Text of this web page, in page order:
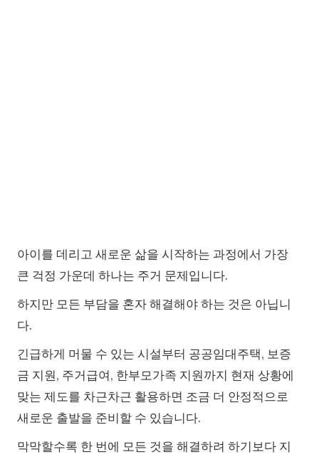
아이를 데리고 새로운 삶을 시작하는 과정에서 가장
큰 걱정 가운데 하나는 주거 문제입니다.
하지만 모든 부담을 혼자 해결해야 하는 것은 아닙니
다.
긴급하게 머물 수 있는 시설부터 공공임대주택, 보증
금 지원, 주거급여, 한부모가족 지원까지 현재 상황에
맞는 제도를 차근차근 활용하면 조금 더 안정적으로
새로운 출발을 준비할 수 있습니다.
막막할수록 한 번에 모든 것을 해결하려 하기보다 지